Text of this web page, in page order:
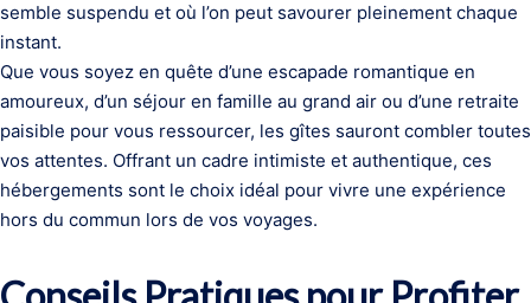
semble suspendu et où l’on peut savourer pleinement chaque
instant.
Que vous soyez en quête d’une escapade romantique en
amoureux, d’un séjour en famille au grand air ou d’une retraite
paisible pour vous ressourcer, les gîtes sauront combler toutes
vos attentes. Offrant un cadre intimiste et authentique, ces
hébergements sont le choix idéal pour vivre une expérience
hors du commun lors de vos voyages.